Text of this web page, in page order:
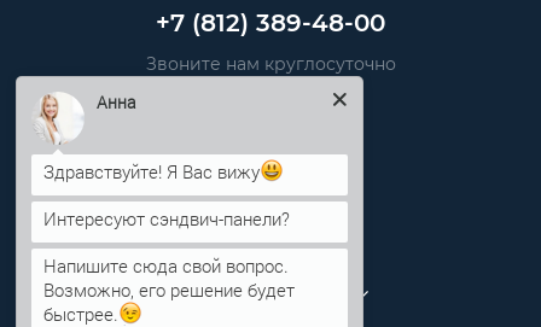
+7 (812) 389-48-00
Звоните нам круглосуточно
info@pkmm.ru
Информация
Категории
Личный кабинет
Анна
Здравствуйте! Я Вас вижу
Интересуют сэндвич-панели?
Напишите сюда свой вопрос.
Возможно, его решение будет
быстрее.